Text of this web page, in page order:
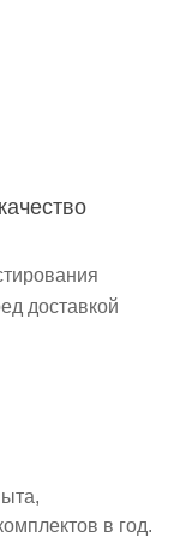
доставкой
в год.